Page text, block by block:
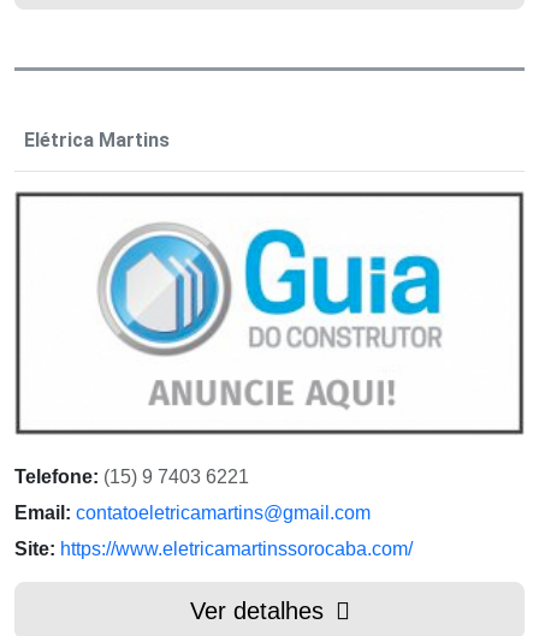
Elétrica Martins
Telefone: (15) 9 7403 6221
Email: contatoeletricamartins@gmail.com
Site: https://www.eletricamartinssorocaba.com/
Ver detalhes